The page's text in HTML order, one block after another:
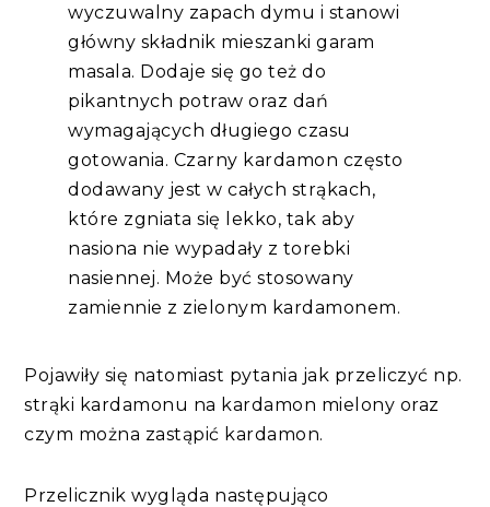
wyczuwalny zapach dymu i stanowi
główny składnik mieszanki garam
masala. Dodaje się go też do
pikantnych potraw oraz dań
wymagających długiego czasu
gotowania. Czarny kardamon często
dodawany jest w całych strąkach,
które zgniata się lekko, tak aby
nasiona nie wypadały z torebki
nasiennej. Może być stosowany
zamiennie z zielonym kardamonem.
Pojawiły się natomiast pytania jak przeliczyć np.
strąki kardamonu na kardamon mielony oraz
czym można zastąpić kardamon.
Przelicznik wygląda następująco